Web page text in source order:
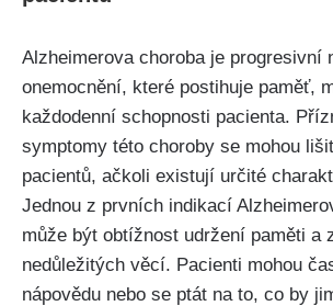
Alzheimerova choroba je progresivní
onemocnění, které postihuje paměť,
každodenní schopnosti pacienta.
symptomy této choroby se mohou
pacientů, ačkoli existují určité
Jednou z prvních indikací
může být obtížnost udržení paměti a
nedůležitých věcí. Pacienti mohou
nápovědu nebo se ptát na to, co by